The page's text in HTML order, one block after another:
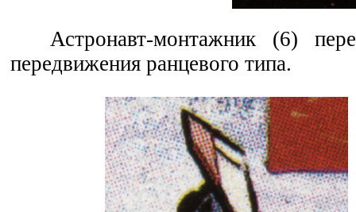
Астронавт-монтажник (6)
передвижения ранцевого типа.